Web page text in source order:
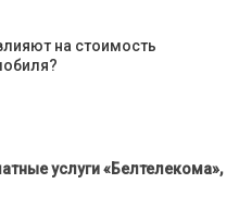
на стоимость
услуги «Белтелекома»,